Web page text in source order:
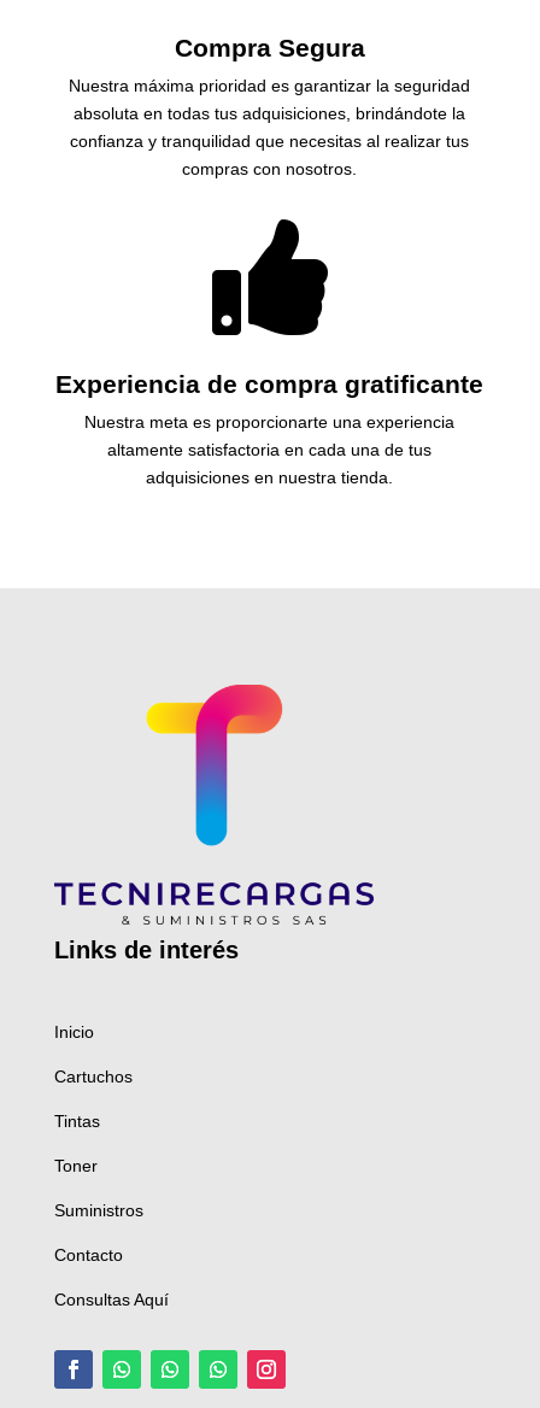
Compra Segura
Nuestra máxima prioridad es garantizar la seguridad
absoluta en todas tus adquisiciones, brindándote la
confianza y tranquilidad que necesitas al realizar tus
compras con nosotros.

Experiencia de compra gratificante
Nuestra meta es proporcionarte una experiencia
altamente satisfactoria en cada una de tus
adquisiciones en nuestra tienda.
Links de interés
Inicio
Cartuchos
Tintas
Toner
Suministros
Contacto
Consultas Aquí